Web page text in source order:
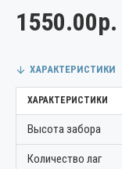
1550.00р.
ХАРАКТЕРИСТИКИ
ХАРАКТЕРИСТИКИ
Высота забора
Количество лаг